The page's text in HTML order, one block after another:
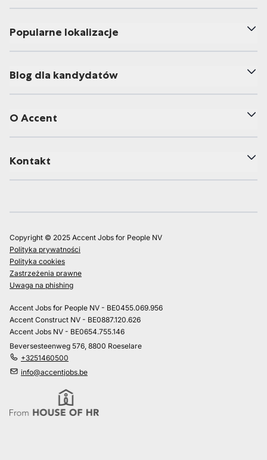
Popularne lokalizacje
Blog dla kandydatów
O Accent
Kontakt
Copyright © 2025 Accent Jobs for People NV
Polityka prywatności
Polityka cookies
Zastrzeżenia prawne
Uwaga na phishing
Accent Jobs for People NV - BE0455.069.956
Accent Construct NV - BE0887.120.626
Accent Jobs NV - BE0654.755.146
Beversesteenweg 576, 8800 Roeselare
+3251460500
info@accentjobs.be